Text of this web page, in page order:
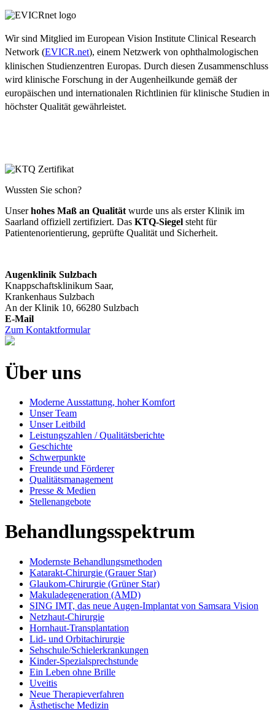
Wir sind Mitglied im European Vision Institute Clinical Research
Network (EVICR.net), einem Netzwerk von ophthalmologischen
klinischen Studienzentren Europas. Durch diesen Zusammenschluss
wird klinische Forschung in der Augenheilkunde gemäß der
europäischen und internationalen Richtlinien für klinische Studien in
höchster Qualität gewährleistet.
Wussten Sie schon?
Unserhohes Maß an Qualität wurde uns als erster Klinik im
Saarland offiziell zertifiziert. Das KTQ-Siegel steht für
Patientenorientierung, geprüfte Qualität und Sicherheit.
Augenklinik Sulzbach
Knappschaftsklinikum Saar,
Krankenhaus Sulzbach
An der Klinik 10, 66280 Sulzbach
Zum Kontaktformular
Über uns
Moderne Ausstattung, hoher Komfort
Unser Team
Unser Leitbild
Leistungszahlen / Qualitätsberichte
Geschichte
Schwerpunkte
Freunde und Förderer
Qualitätsmanagement
Presse & Medien
Stellenangebote
Behandlungsspektrum
Modernste Behandlungsmethoden
Katarakt-Chirurgie (Grauer Star)
Glaukom-Chirurgie (Grüner Star)
Makuladegeneration (AMD)
SING IMT, das neue Augen-Implantat von Samsara Vision
Netzhaut-Chirurgie
Hornhaut-Transplantation
Lid- und Orbitachirurgie
Sehschule/Schielerkrankungen
Kinder-Spezialsprechstunde
Ein Leben ohne Brille
Uveitis
Neue Therapieverfahren
Ästhetische Medizin